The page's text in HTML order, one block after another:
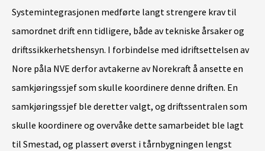
Systemintegrasjonen medførte langt strengere krav til
samordnet drift enn tidligere, både av tekniske årsaker og
driftssikkerhetshensyn. I forbindelse med idriftsettelsen av
Nore påla NVE derfor avtakerne av Norekraft å ansette en
samkjøringssjef som skulle koordinere denne driften. En
samkjøringssjef ble deretter valgt, og driftssentralen som
skulle koordinere og overvåke dette samarbeidet ble lagt
til Smestad, og plassert øverst i tårnbygningen lengst